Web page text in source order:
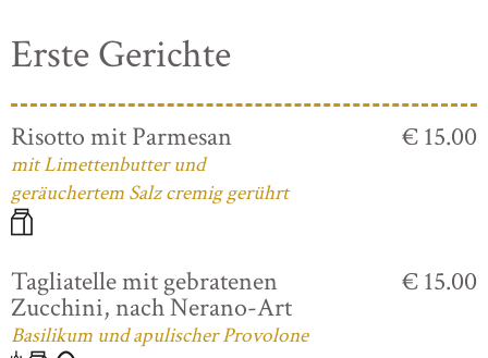
Erste Gerichte
Risotto mit Parmesan
mit Limettenbutter und
geräuchertem Salz cremig gerührt
€ 15.00
Tagliatelle mit gebratenen
Zucchini, nach Nerano-Art
Basilikum und apulischer Provolone
€ 15.00